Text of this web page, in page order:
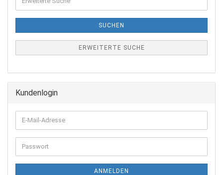
SUCHEN
ERWEITERTE SUCHE
Kundenlogin
ANMELDEN